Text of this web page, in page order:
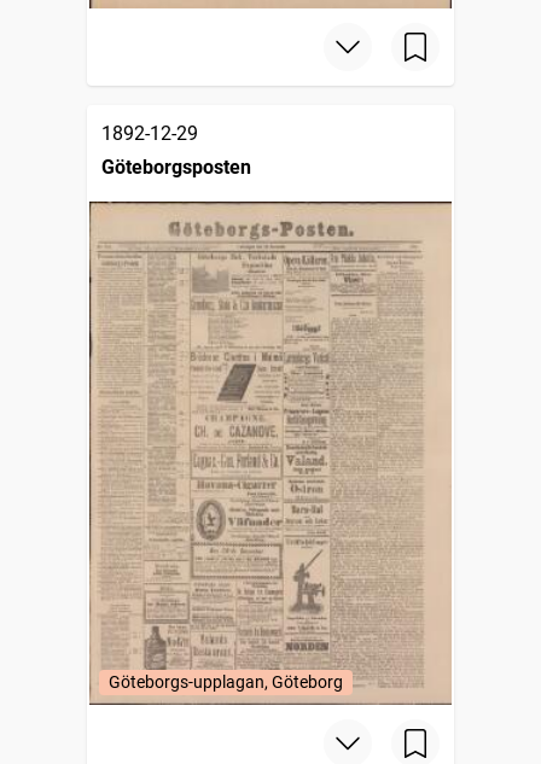
1892-12-29
Göteborgsposten
Göteborgs-upplagan, Göteborg